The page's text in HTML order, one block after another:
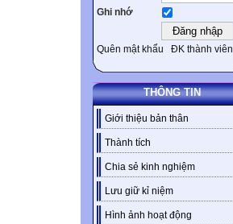
Ghi nhớ
Quên mật khẩu ĐK thành viên
THÔNG TIN
Giới thiệu bản thân
Thành tích
Chia sẻ kinh nghiệm
Lưu giữ kỉ niệm
Hình ảnh hoạt động